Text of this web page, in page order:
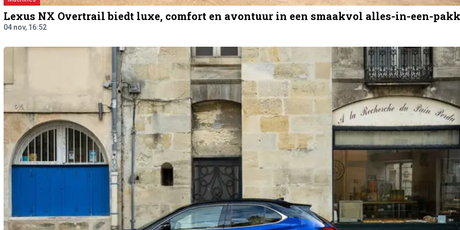
Lexus NX Overtrail biedt luxe, comfort en avontuur in een smaakvol alles-in-een-
04 nov, 16:52